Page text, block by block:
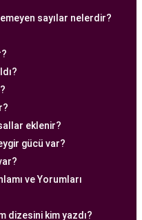
çiftlere
tanıyan kapsamlı
ekibin liderliğinde
Ankara Tüp
uzman tüp bebek
yaklaşımla tedavi
sayılar nelerdir?
eklenir?
gücü var?
ve Yorumları
dizesini kim yazdı?